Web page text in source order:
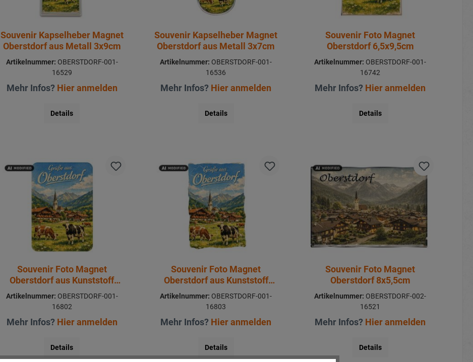
Souvenir Kapselheber Magnet
Oberstdorf aus Metall 3x9cm
Artikelnummer: OBERSTDORF-001-
16529
Mehr Infos? Hier anmelden
Details
Souvenir Kapselheber Magnet
Oberstdorf aus Metall 3x7cm
Artikelnummer: OBERSTDORF-001-
16536
Mehr Infos? Hier anmelden
Details
Souvenir Foto Magnet
Oberstdorf 6,5x9,5cm
Artikelnummer: OBERSTDORF-001-
16742
Mehr Infos? Hier anmelden
Details
Souvenir Foto Magnet
Oberstdorf aus Kunststoff
8x5cm
Artikelnummer: OBERSTDORF-001-
16802
Mehr Infos? Hier anmelden
Details
Souvenir Foto Magnet
Oberstdorf aus Kunststoff
8x5cm
Artikelnummer: OBERSTDORF-001-
16803
Mehr Infos? Hier anmelden
Details
Souvenir Foto Magnet
Oberstdorf 8x5,5cm
Artikelnummer: OBERSTDORF-002-
16521
Mehr Infos? Hier anmelden
Details